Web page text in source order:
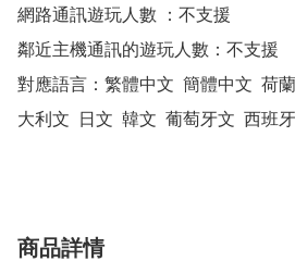
網路通訊遊玩人數 ：不支援
鄰近主機通訊的遊玩人數：不支援
對應語言：繁體中文  簡體中文  荷
大利文  日文  韓文  葡萄牙文  西班
商品詳情